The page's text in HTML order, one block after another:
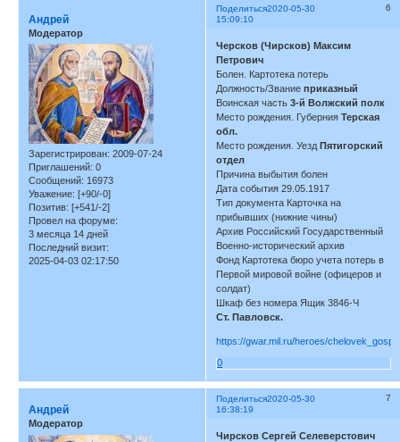
Поделиться 6
2020-05-30
15:09:10
Андрей
Модератор
Зарегистрирован: 2009-07-24
Приглашений: 0
Сообщений: 16973
Уважение: [+90/-0]
Позитив: [+541/-2]
Провел на форуме:
3 месяца 14 дней
Последний визит:
2025-04-03 02:17:50
Черсков (Чирсков) Максим
Петрович
Болен. Картотека потерь
Должность/Звание приказный
Воинская часть3-й Волжский полк
Место рождения. ГубернияТерская
обл.
Место рождения. УездПятигорский
отдел
Причина выбытия болен
Дата события 29.05.1917
Тип документа Карточка на
прибывших (нижние чины)
Архив Российский Государственный
Военно-исторический архив
Фонд Картотека бюро учета потерь в
Первой мировой войне (офицеров и
солдат)
Шкаф без номера Ящик 3846-Ч
Ст. Павловск.
https://gwar.mil.ru/heroes/
0
Поделиться 7
2020-05-30
16:38:19
Андрей
Модератор
Чирсков Сергей Селеверстович